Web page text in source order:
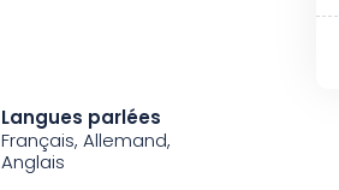
la couleur, du
notre
Langues parlées
Français, Allemand,
Anglais